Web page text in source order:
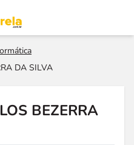
DA SILVA
BEZERRA